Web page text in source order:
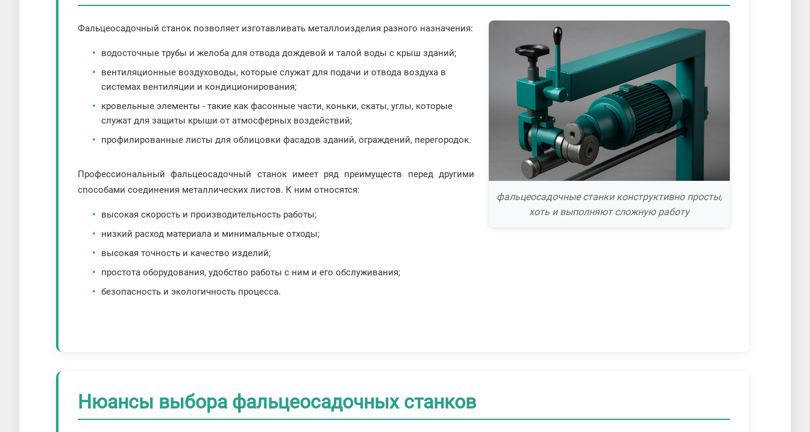
фальцеосадочные станки конструктивно просты,
хоть и выполняют сложную работу
Фальцеосадочный станок позволяет изготавливать металлоизделия разного назначения:
водосточные трубы и желоба для отвода дождевой и талой воды с крыш зданий;
вентиляционные воздуховоды, которые служат для подачи и отвода воздуха в
системах вентиляции и кондиционирования;
кровельные элементы - такие как фасонные части, коньки, скаты, углы, которые
служат для защиты крыши от атмосферных воздействий;
профилированные листы для облицовки фасадов зданий, ограждений, перегородок.
Профессиональный фальцеосадочный станок имеет ряд преимуществ перед другими
способами соединения металлических листов. К ним относятся:
высокая скорость и производительность работы;
низкий расход материала и минимальные отходы;
высокая точность и качество изделий;
простота оборудования, удобство работы с ним и его обслуживания;
безопасность и экологичность процесса.
Нюансы выбора фальцеосадочных станков